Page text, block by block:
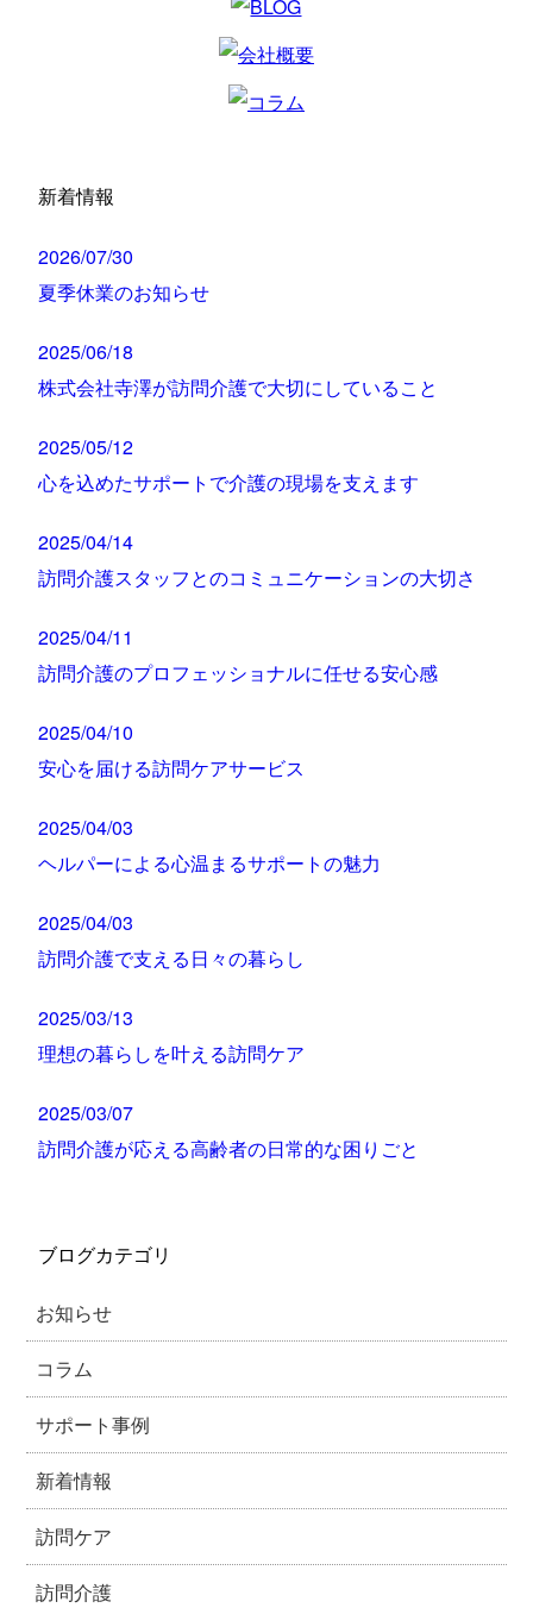
新着情報
2026/07/30
夏季休業のお知らせ
2025/06/18
株式会社寺澤が訪問介護で大切にしていること
2025/05/12
心を込めたサポートで介護の現場を支えます
2025/04/14
訪問介護スタッフとのコミュニケーションの大切さ
2025/04/11
訪問介護のプロフェッショナルに任せる安心感
2025/04/10
安心を届ける訪問ケアサービス
2025/04/03
ヘルパーによる心温まるサポートの魅力
2025/04/03
訪問介護で支える日々の暮らし
2025/03/13
理想の暮らしを叶える訪問ケア
2025/03/07
訪問介護が応える高齢者の日常的な困りごと
ブログカテゴリ
お知らせ
コラム
サポート事例
新着情報
訪問ケア
訪問介護